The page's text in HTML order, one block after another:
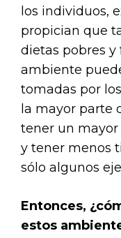
los individuos,
propician que
dietas pobres y
ambiente
tomadas por
la mayor parte
tener un mayor
y tener menos
sólo algunos
Entonces,
estos